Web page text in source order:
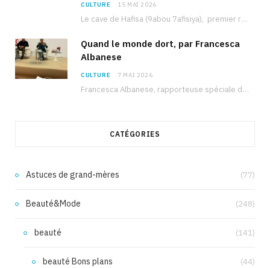
CULTURE 15 MAI 2026
Le cave de Hafisa (9abou 7afisiya), premier roman du journaliste tunisien Mohamed Amine Ben Hlel,…
Quand le monde dort, par Francesca
Albanese
CULTURE 7 MAI 2026
Francesca Albanese, rapporteuse spéciale de l’ONU sur les territoires palestiniens occupés, était à Tunis pour…
CATÉGORIES
Astuces de grand-mères (77)
Beauté&Mode (248)
beauté (141)
beauté Bons plans (44)